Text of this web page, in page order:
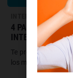
4 PARAÍSOS A
INTERNET
Te proponemos 4
los megas que te